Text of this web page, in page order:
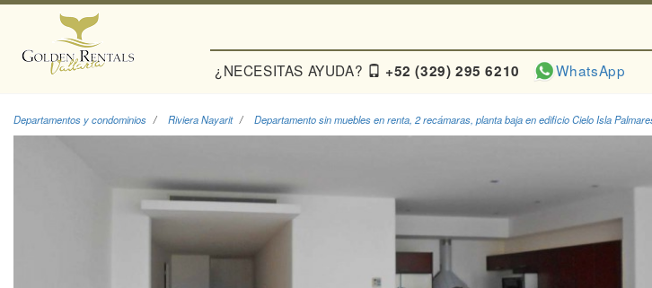
¿NECESITAS AYUDA? +52 (329) 295 6210 WhatsApp
Departamentos y condominios Riviera Nayarit Departamento sin muebles en renta, 2 recámaras, planta baja en edificio Cielo Isla